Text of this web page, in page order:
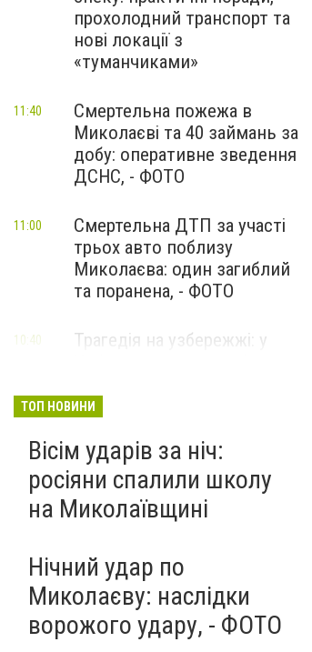
прохолодний транспорт та
нові локації з
«туманчиками»
Смертельна пожежа в
Миколаєві та 40 займань за
добу: оперативне зведення
ДСНС, - ФОТО
11:40
Смертельна ДТП за участі
трьох авто поблизу
Миколаєва: один загиблий
та поранена, - ФОТО
11:00
Трагедія на узбережжі: у
дві жінки поранені
10:40
ТОП НОВИНИ
Вісім ударів за ніч:
росіяни спалили школу
на Миколаївщині
Нічний удар по
Миколаєву: наслідки
ворожого удару, - ФОТО